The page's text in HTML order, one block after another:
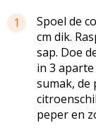
1
Spoel de
cm dik.
sap. Doe
in 3
sumak, de
peper en